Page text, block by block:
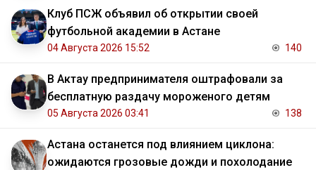
Клуб ПСЖ объявил об открытии своей
футбольной академии в Астане
04 Августа 2026 15:52 140
В Актау предпринимателя оштрафовали за
бесплатную раздачу мороженого детям
05 Августа 2026 03:41 138
Астана останется под влиянием циклона:
ожидаются грозовые дожди и похолодание